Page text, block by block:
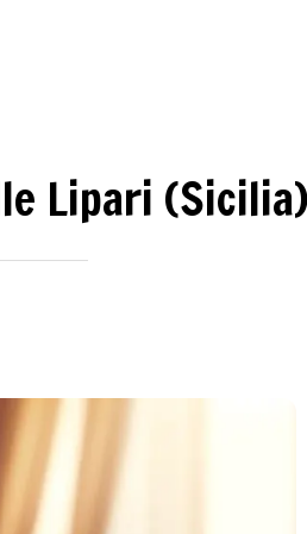
Lipari